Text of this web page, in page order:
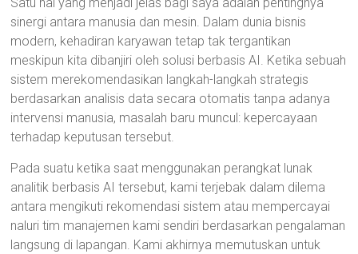
sinergi antara manusia dan mesin. Dalam dunia bisnis
modern, kehadiran karyawan tetap tak tergantikan
meskipun kita dibanjiri oleh solusi berbasis AI. Ketika sebuah
sistem merekomendasikan langkah-langkah strategis
berdasarkan analisis data secara otomatis tanpa adanya
intervensi manusia, masalah baru muncul: kepercayaan
terhadap keputusan tersebut.
Pada suatu ketika saat menggunakan perangkat lunak
analitik berbasis AI tersebut, kami terjebak dalam dilema
antara mengikuti rekomendasi sistem atau mempercayai
naluri tim manajemen kami sendiri berdasarkan pengalaman
langsung di lapangan. Kami akhirnya memutuskan untuk